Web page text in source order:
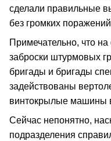
сделали правильные
без громких
Примечательно, что
заброски штурмовых
бригады и бригады
задействованы
винтокрылые машины
Сейчас непонятно,
подразделения